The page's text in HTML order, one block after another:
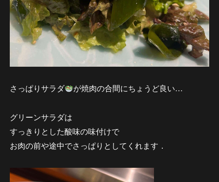
さっぱりサラダ が焼肉の合間にちょうど良い…
グリーンサラダは
すっきりとした酸味の味付けで
お肉の前や途中でさっぱりとしてくれます．